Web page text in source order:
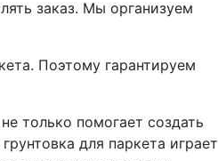
заказ. Мы организуем
Поэтому гарантируем
только помогает создать
для паркета играет